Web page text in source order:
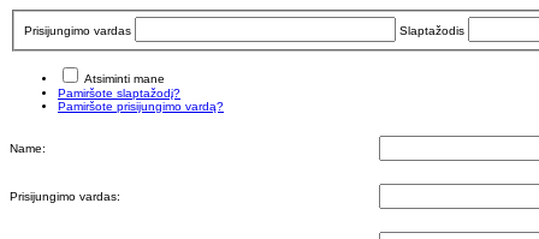
Prisijungimo vardas Slaptažodis
Atsiminti mane
Pamiršote slaptažodį?
Pamiršote prisijungimo vardą?
Name:
Prisijungimo vardas: